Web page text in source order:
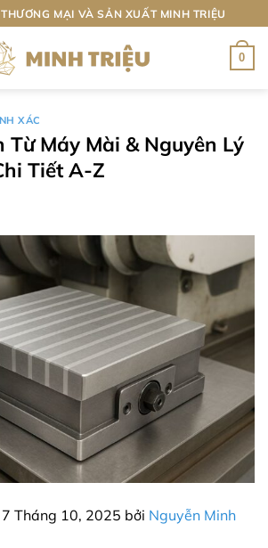
MẠI VÀ SẢN XUẤT MINH TRIỆU
0
XÁC
Từ Máy Mài & Nguyên Lý
Tiết A-Z
Tháng 10, 2025 bởi Nguyễn Minh